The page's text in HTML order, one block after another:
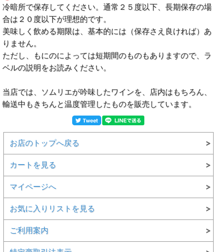
冷暗所で保存してください。通常２５度以下、長期保存の場
合は２０度以下が理想的です。
美味しく飲める期限は、基本的には（保存さえ良ければ）あ
りません。
ただし、もにのによっては短期間のものもありますので、ラ
ベルの説明をお読みください。
当店では、ソムリエが吟味したワインを、店内はもちろん、
輸送中もきちんと温度管理したものを販売しています。
お店のトップへ戻る
カートを見る
マイページへ
お気に入りリストを見る
ご利用案内